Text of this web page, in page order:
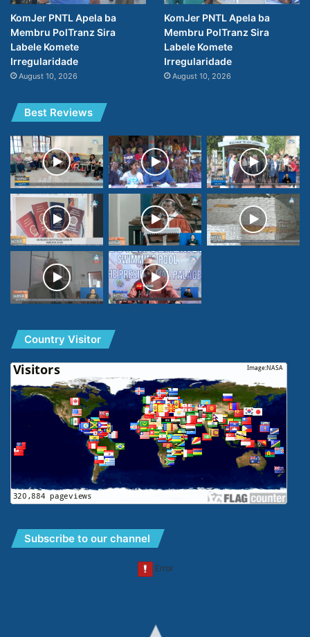
KomJer PNTL Apela ba
Membru PolTranz Sira
Labele Komete
Irregularidade
August 10, 2026
KomJer PNTL Apela ba
Membru PolTranz Sira
Labele Komete
Irregularidade
August 10, 2026
Best Reviews
Country Visitor
Subscribe to our channel